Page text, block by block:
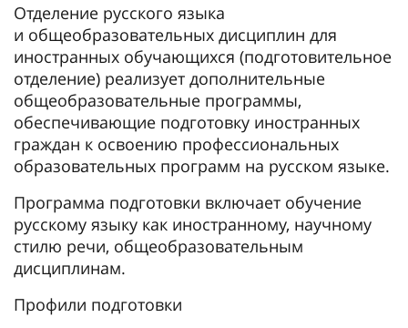
Отделение русского языка
и общеобразовательных дисциплин для
иностранных обучающихся (подготовительное
отделение) реализует дополнительные
общеобразовательные программы,
обеспечивающие подготовку иностранных
граждан к освоению профессиональных
образовательных программ на русском языке.
Программа подготовки включает обучение
русскому языку как иностранному, научному
стилю речи, общеобразовательным
дисциплинам.
Профили подготовки